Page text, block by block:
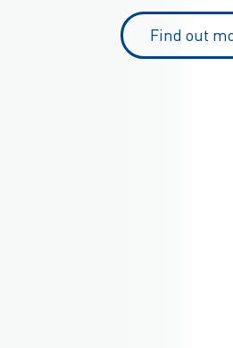
Find out